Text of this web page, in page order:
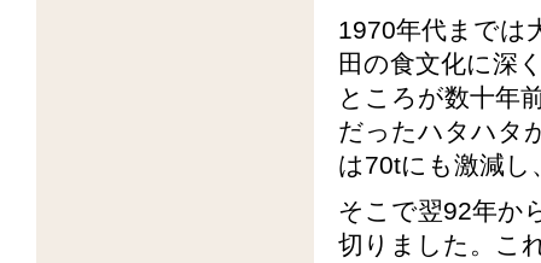
1970年代までは
田の食文化に深
ところが数十年
だったハタハタ
は70tにも激減
そこで翌92年か
切りました。こ